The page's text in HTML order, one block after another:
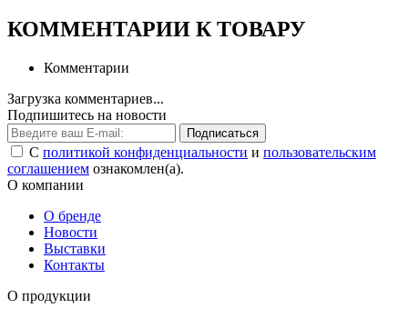
КОММЕНТАРИИ К ТОВАРУ
Комментарии
Загрузка комментариев...
Подпишитесь на новости
Подписаться
С политикой конфиденциальности и пользовательским
соглашением ознакомлен(а).
О компании
О бренде
Новости
Выставки
Контакты
О продукции